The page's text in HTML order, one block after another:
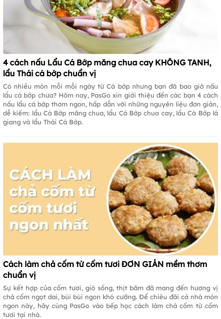
4 cách nấu Lẩu Cá Bớp măng chua cay KHÔNG TANH,
lẩu Thái cá bớp chuẩn vị
Có nhiều món mỗi mỗi ngày từ Cá bớp nhưng bạn đã bao giờ nấu
lẩu cá bớp chưa? Hôm nay, PasGo xin giới thiệu đến các bạn 4 cách
nấu lẩu cá bớp thơm ngon, hấp dẫn với những nguyên liệu đơn giản,
dễ kiếm: lẩu Cá Bớp măng chua, lẩu Cá Bớp chua cay, lẩu Cá Bớp lá
giang và lẩu Thái Cá Bớp.
Cách làm chả cốm từ cốm tươi ĐƠN GIẢN mềm thơm
chuẩn vị
Sự kết hợp của cốm tươi, giò sống, thịt băm đã mang đến hương vị
chả cốm ngọt dai, bùi bùi ngon khó cưỡng. Để chiêu đãi cả nhà món
ngon này, hãy cùng PasGo vào bếp học cách làm chả cốm từ cốm
tươi tại nhà.